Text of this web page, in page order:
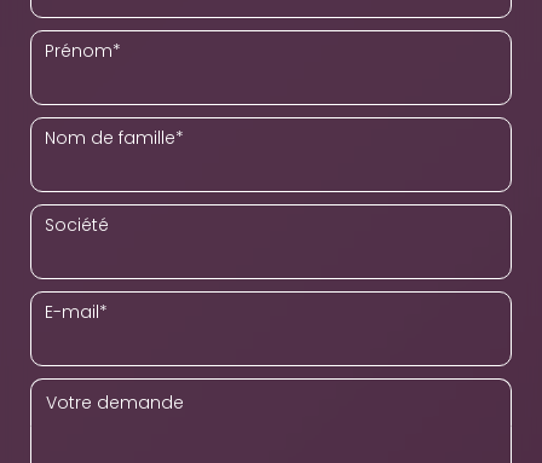
Prénom*
Nom de famille*
Société
E-mail*
Votre demande